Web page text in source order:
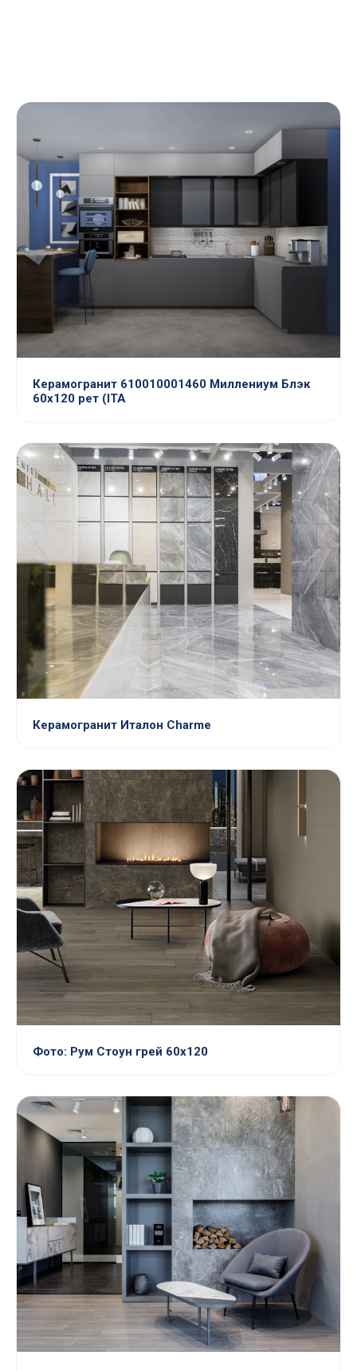
Керамогранит 610010001460 Миллениум Блэк
60x120 рет (ITA
Керамогранит Италон Charme
Фото: Рум Стоун грей 60х120